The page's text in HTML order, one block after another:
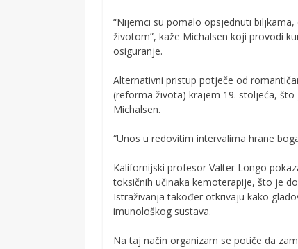
“Nijemci su pomalo opsjednuti
životom”, kaže Michalsen koji provodi
osiguranje.
Alternativni pristup potječe od
(reforma života) krajem 19. stoljeća,
Michalsen.
“Unos u redovitim intervalima hrane
Kalifornijski profesor Valter Longo
toksičnih učinaka kemoterapije, što je
Istraživanja također otkrivaju kako
imunološkog sustava.
Na taj način organizam se potiče da